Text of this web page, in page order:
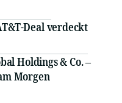
Deal verdeckt
Holdings & Co. –
Morgen